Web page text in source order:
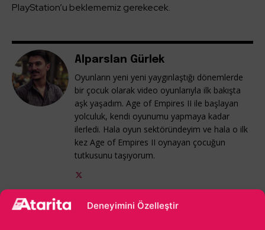
Deneyimini Özelleştir
PlayStation’u beklememiz gerekecek.
Alparslan Gürlek
Oyunların yeni yeni yaygınlaştığı dönemlerde
bir çocuk olarak video oyunlarıyla ilk bakışta
aşk yaşadım. Age of Empires II ile başlayan
yolculuk, kendi oyunumu yapmaya kadar
ilerledi. Hala oyun sektöründeyim ve hala o ilk
kez Age of Empires II oynayan çocuğun
tutkusunu taşıyorum.
Konu: PlayStation Network